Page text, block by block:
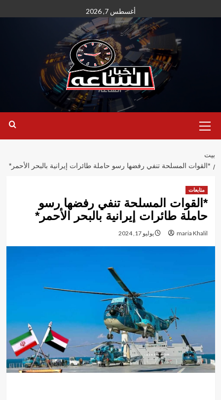
إلى
أغسطس 7, 2026
الأساسية
بيت
*القوات المسلحة تنفي رفضها رسو حاملة طائرات إيرانية بالبحر الأحمر*
متابعات
*القوات المسلحة تنفي رفضها رسو
حاملة طائرات إيرانية بالبحر الأحمر*
maria Khalil يوليو 17, 2024